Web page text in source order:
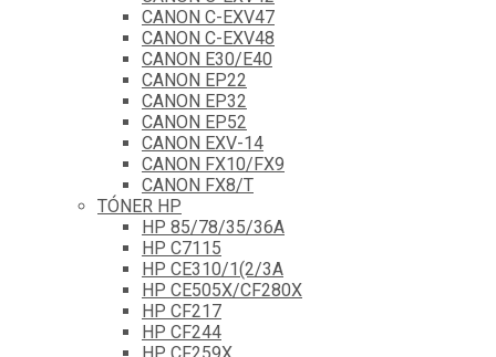
CANON C-EXV47
CANON C-EXV48
CANON E30/E40
CANON EP22
CANON EP32
CANON EP52
CANON EXV-14
CANON FX10/FX9
CANON FX8/T
TÓNER HP
HP 85/78/35/36A
HP C7115
HP CE310/1(2/3A
HP CE505X/CF280X
HP CF217
HP CF244